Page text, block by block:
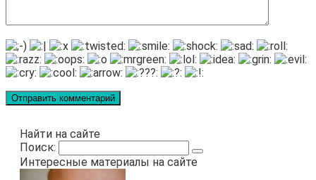
Найти на сайте
Поиск:
Интересные материалы на сайте